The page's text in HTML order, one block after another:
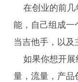
在创业的前
能，自己组成一
当吉他手，以及
如果你想开
量，流量，产品